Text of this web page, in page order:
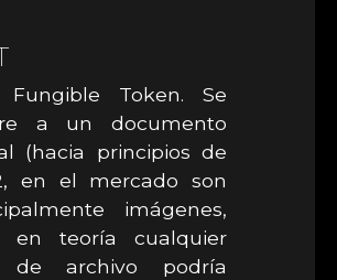
Fungible Token. Se
a un documento
(hacia principios de
en el mercado son
imágenes,
en teoría cualquier
de archivo podría